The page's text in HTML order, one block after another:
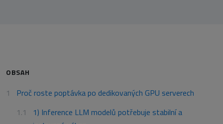
OBSAH
Proč roste poptávka po dedikovaných GPU serverech
1) Inference LLM modelů potřebuje stabilní a